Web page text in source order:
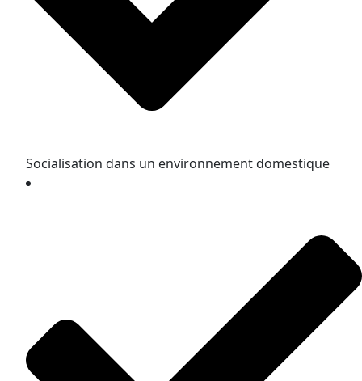
Socialisation dans un environnement domestique